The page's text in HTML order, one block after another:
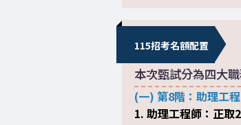
115招考名額配置
本次甄試分為四大
(一) 第8階：助理工
1. 助理工程師：正取